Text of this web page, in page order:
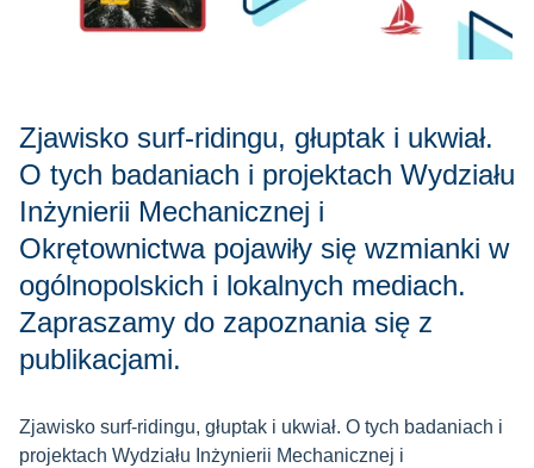
Zjawisko surf-ridingu, głuptak i ukwiał.
O tych badaniach i projektach Wydziału
Inżynierii Mechanicznej i
Okrętownictwa pojawiły się wzmianki w
ogólnopolskich i lokalnych mediach.
Zapraszamy do zapoznania się z
publikacjami.
Zjawisko surf-ridingu, głuptak i ukwiał. O tych badaniach i
projektach Wydziału Inżynierii Mechanicznej i